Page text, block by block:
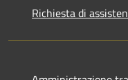
Richiesta di